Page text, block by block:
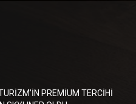
PREMİUM TERCİHİ